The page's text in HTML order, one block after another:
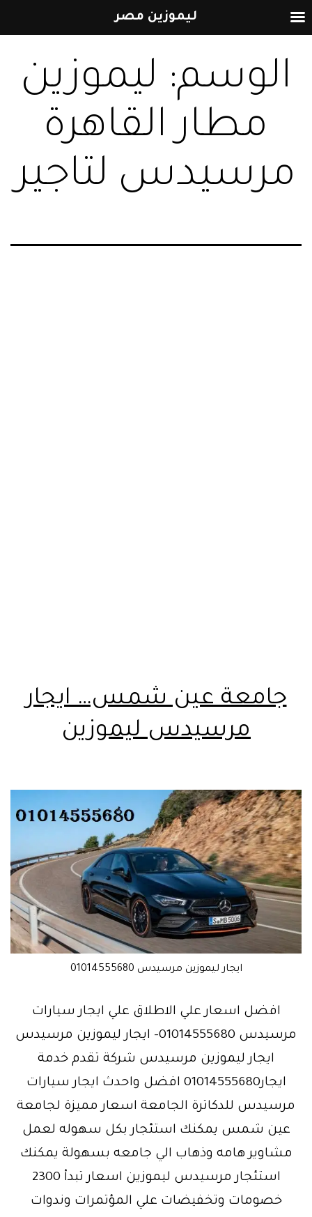
المحتوى
الوسم: ليموزين
مطار القاهرة
مرسيدس لتاجير
جامعة عين شمس… ايجار
مرسيدس ليموزين
ايجار ليموزين مرسيدس 01014555680
افضل اسعار علي الاطلاق علي ايجار سيارات
مرسيدس 01014555680- ايجار ليموزين مرسيدس
ايجار ليموزين مرسيدس شركة تقدم خدمة
ايجار01014555680 افضل واحدث ايجار سيارات
مرسيدس للدكاترة الجامعة اسعار مميزة لجامعة
عين شمس يمكنك استئجار بكل سهوله لعمل
مشاوير هامه وذهاب الي جامعه بسهولة يمكنك
استئجار مرسيدس ليموزين اسعار تبدأ 2300
خصومات وتخفيضات علي المؤتمرات وندوات
ليموزين مصر